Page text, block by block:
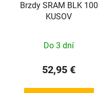
Brzdy SRAM BLK 100
KUSOV
Do 3 dní
52,95 €